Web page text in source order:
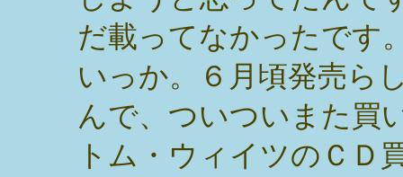
だ載ってなかったです
いっか。６月頃発売ら
んで、ついついまた買
トム・ウィイツのＣＤ